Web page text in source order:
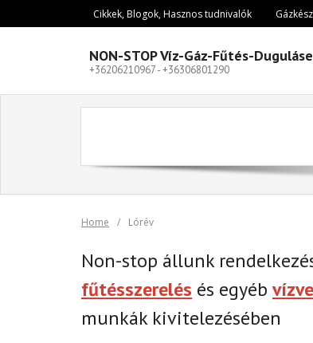
Cikkek, Blogok, Hasznos tudnivalók
NON-STOP Víz-Gáz-Fűtés-
+36206210967 - +36306801290
Home / Lórév
Non-stop állunk
fűtésszerelés és egyéb
munkák kivitelezésében